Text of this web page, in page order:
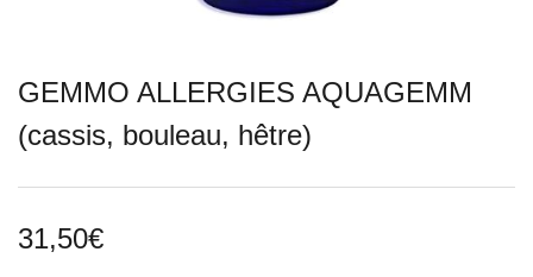
GEMMO ALLERGIES AQUAGEMM
(cassis, bouleau, hêtre)
31,50€